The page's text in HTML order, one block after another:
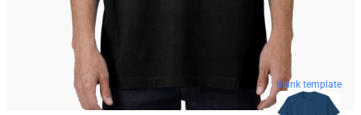
blank template